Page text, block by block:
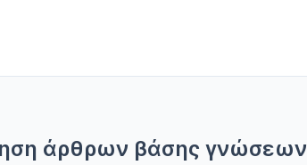
άρθρων βάσης γνώσεων